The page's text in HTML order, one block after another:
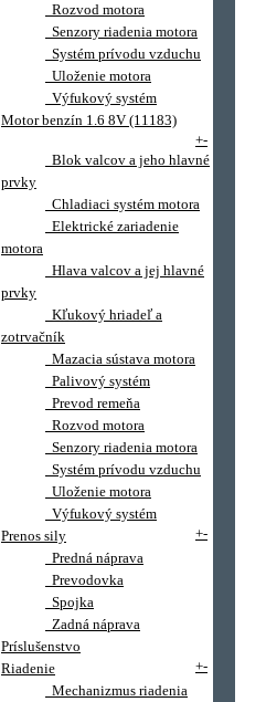
Rozvod motora
Senzory riadenia motora
Systém prívodu vzduchu
Uloženie motora
Výfukový systém
Motor benzín 1.6 8V (11183)
+-
Blok valcov a jeho hlavné
prvky
Chladiaci systém motora
Elektrické zariadenie
motora
Hlava valcov a jej hlavné
prvky
Kľukový hriadeľ a
zotrvačník
Mazacia sústava motora
Palivový systém
Prevod remeňa
Rozvod motora
Senzory riadenia motora
Systém prívodu vzduchu
Uloženie motora
Výfukový systém
Prenos sily
+-
Predná náprava
Prevodovka
Spojka
Zadná náprava
Príslušenstvo
Riadenie
+-
Mechanizmus riadenia